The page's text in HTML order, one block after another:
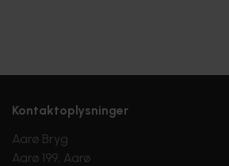
Kontaktoplysninger
Aarø Bryg
Aarø 199, Aarø